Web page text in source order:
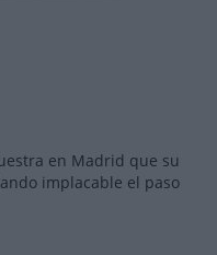
en Madrid que su
implacable el paso